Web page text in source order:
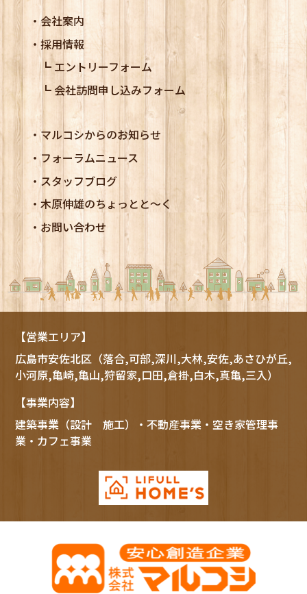
会社案内
採用情報
エントリーフォーム
会社訪問申し込みフォーム
マルコシからのお知らせ
フォーラムニュース
スタッフブログ
木原伸雄のちょっとと～く
お問い合わせ
【営業エリア】
広島市安佐北区（落合,可部,深川,大林,安佐,あさひが丘,
小河原,亀崎,亀山,狩留家,口田,倉掛,白木,真亀,三入）
【事業内容】
建築事業（設計 施工）・不動産事業・空き家管理事
業・カフェ事業